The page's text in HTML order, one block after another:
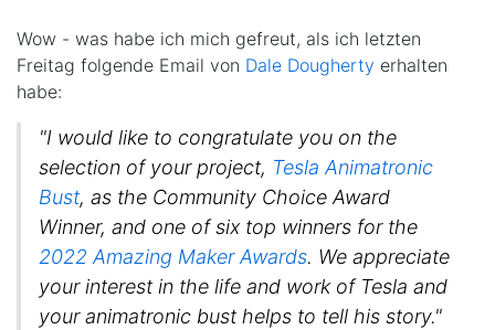
Wow - was habe ich mich gefreut, als ich letzten
Freitag folgende Email von Dale Dougherty erhalten
habe:
"I would like to congratulate you on the
selection of your project, Tesla Animatronic
Bust, as the Community Choice Award
Winner, and one of six top winners for the
2022 Amazing Maker Awards. We appreciate
your interest in the life and work of Tesla and
your animatronic bust helps to tell his story."